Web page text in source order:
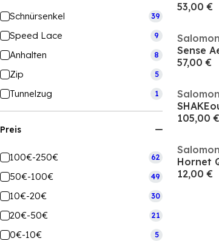
Schnürsenkel 39
Speed Lace 9
Anhalten 8
Zip 5
Tunnelzug 1
Preis
100€-250€ 62
50€-100€ 49
10€-20€ 30
20€-50€ 21
0€-10€ 5
53,00 €
Salomon
57,00 €
Salomon
105,00 €
Salomon
12,00 €